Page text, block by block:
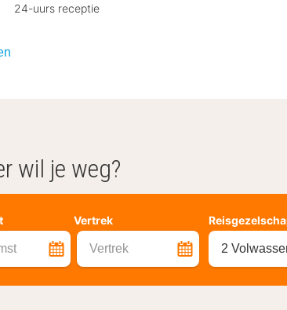
24-uurs receptie
wil je weg?
Vertrek
Vertrek 2